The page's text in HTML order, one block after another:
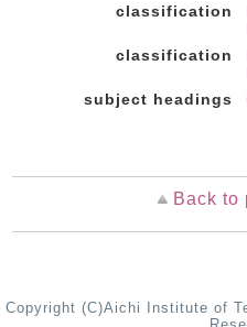
classification
classification
subject headings
Back to
Copyright (C)Aichi Institute of